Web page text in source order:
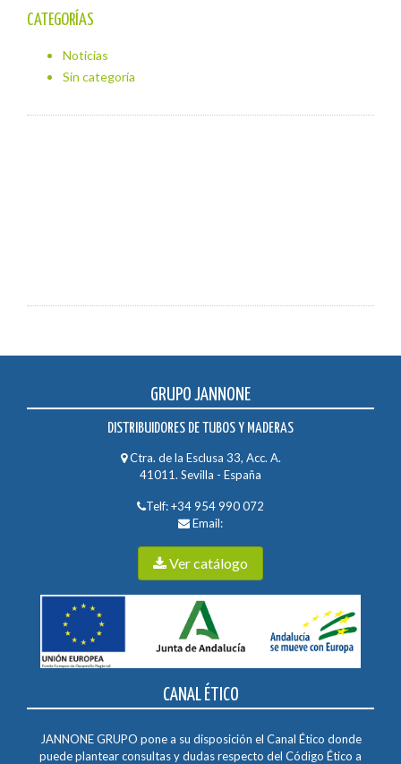
CATEGORÍAS
Noticias
Sin categoría
GRUPO JANNONE
DISTRIBUIDORES DE TUBOS Y MADERAS
Ctra. de la Esclusa 33, Acc. A.
41011. Sevilla - España
Telf:+34 954 990 072
Email:
Ver catálogo
CANAL ÉTICO
JANNONE GRUPO pone a su disposición el Canal Ético donde
puede plantear consultas y dudas respecto del Código Ético a